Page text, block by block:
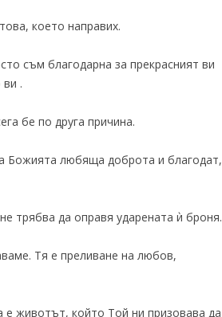
което направих.
съм благодарна за прекрасният ви
.
бе по друга причина.
Божията любяща доброта и благодат,
трябва да оправя ударената ѝ броня.
Тя е преливане на любов,
е животът, който Той ни призовава да